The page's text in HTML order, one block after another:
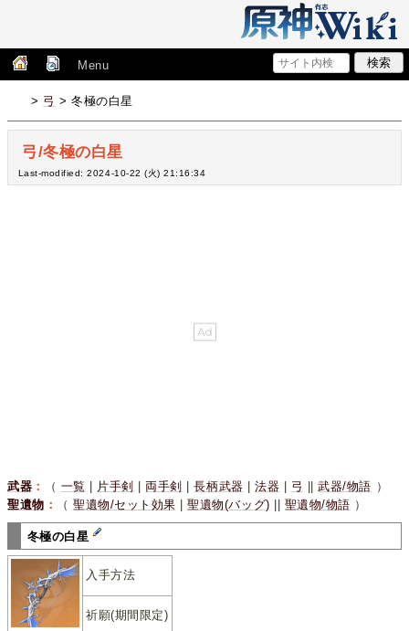
Menu
> 弓 > 冬極の白星
弓/冬極の白星
Last-modified: 2024-10-22 (火) 21:16:34
武器 ： （ 一覧 片手剣 |両手剣 |長柄武器 |法器 弓 ||武器/物語 ）
聖遺物 ： （聖遺物/セット効果 |聖遺物(バッグ) 聖遺物/物語 ）
冬極の白星
入手方法
祈願(期間限定)